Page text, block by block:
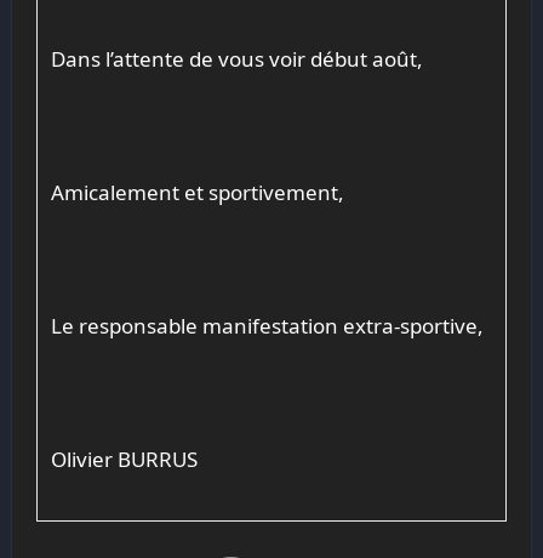
Dans l’attente de vous voir début août,
Amicalement et sportivement,
Le responsable manifestation extra-sportive,
Olivier BURRUS